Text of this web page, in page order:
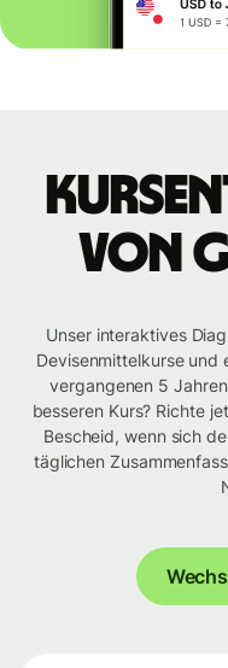
von
Unser interaktives
Devisenmittelkurse und
vergangenen 5
besseren Kurs? Richte
Bescheid, wenn sich
täglichen